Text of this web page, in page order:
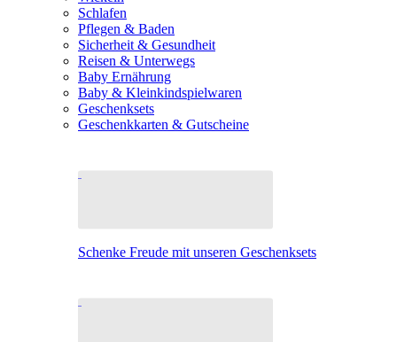
Schlafen
Pflegen & Baden
Sicherheit & Gesundheit
Reisen & Unterwegs
Baby Ernährung
Baby & Kleinkindspielwaren
Geschenksets
Geschenkkarten & Gutscheine
Schenke Freude mit unseren Geschenksets